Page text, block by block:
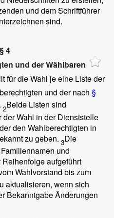
und dem Schriftführer
sind.
§ 4
und der Wählbaren
für die Wahl je eine Liste der
und der nach§
2Beide Listen sind
Wahl in der Dienststelle
den Wahlberechtigten in
zu geben. 3Die
und
aufgeführt
Wahlvorstand bis zum
aktualisieren, wenn sich
Bekanntgabe Änderungen